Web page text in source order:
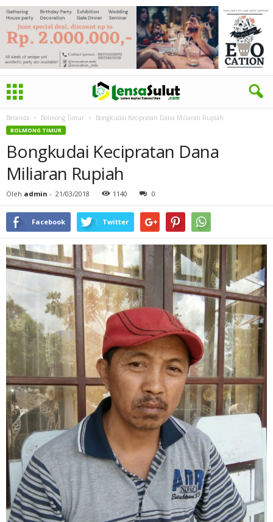
Beranda Bolmong Timur Bongkudai Kecipratan Dana Miliaran Rupiah
BOLMONG TIMUR
Bongkudai Kecipratan Dana
Miliaran Rupiah
Oleh admin - 21/03/2018 1140 0
Facebook Twitter